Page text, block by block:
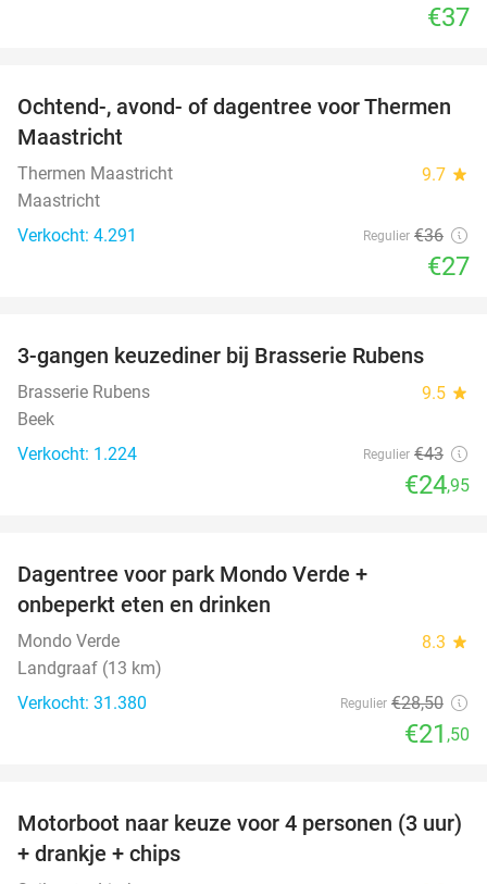
€37
25%
Ochtend-, avond- of dagentree voor Thermen
Maastricht
Thermen Maastricht 9.7 star
Maastricht
Verkocht: 4.291
Regulier €36
€27
42%
3-gangen keuzediner bij Brasserie Rubens
Brasserie Rubens 9.5 star
Beek
Verkocht: 1.224
Regulier €43
€24,95
Dagentree voor park Mondo Verde +
onbeperkt eten en drinken
Mondo Verde 8.3 star
Landgraaf (13 km)
Verkocht: 31.380
Regulier €28,50
€21 ,50
31%
Motorboot naar keuze voor 4 personen (3 uur)
+ drankje + chips